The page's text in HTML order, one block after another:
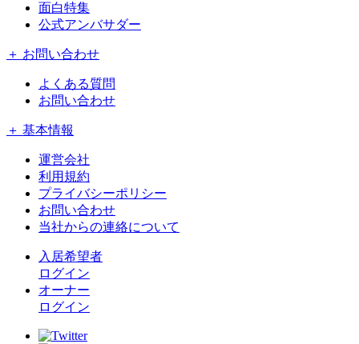
面白特集
公式アンバサダー
＋ お問い合わせ
よくある質問
お問い合わせ
＋ 基本情報
運営会社
利用規約
プライバシーポリシー
お問い合わせ
当社からの連絡について
入居希望者
ログイン
オーナー
ログイン